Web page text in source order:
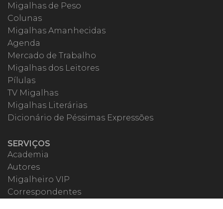
Migalhas de Peso
Colunas
Migalhas Amanhecidas
Agenda
Mercado de Trabalho
Migalhas dos Leitores
Pílulas
TV Migalhas
Migalhas Literárias
Dicionário de Péssimas Expressões
SERVIÇOS
Academia
Autores
Migalheiro VIP
Correspondentes